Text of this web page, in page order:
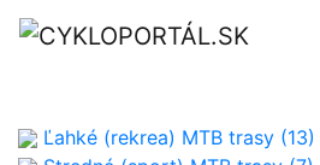
Ľahké (rekrea) MTB trasy (13)